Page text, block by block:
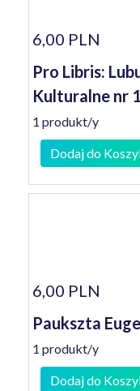
6,00 PLN
Pro Libris:
Kulturalne nr
1 produkt/y
Dodaj do
6,00 PLN
Paukszta
1 produkt/y
Dodaj do